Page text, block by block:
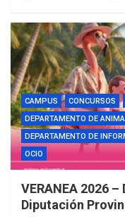
CAMPUS CONCURSOS
DEPARTAMENTO DE
DEPARTAMENTO DE
OCIO
VERANEA 2026
Diputación